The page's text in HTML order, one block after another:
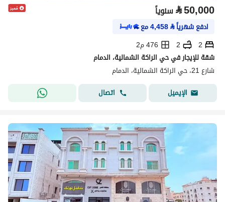
⃁50,000 سنوياً
ادفع شهرياً⃁
4,458مع
2
2
476 م2
شقة للإيجار في حي الراكة الشمالية، الدمام
شارع 21، حي الراكة الشمالية، الدمام
الإيميل
اتصال